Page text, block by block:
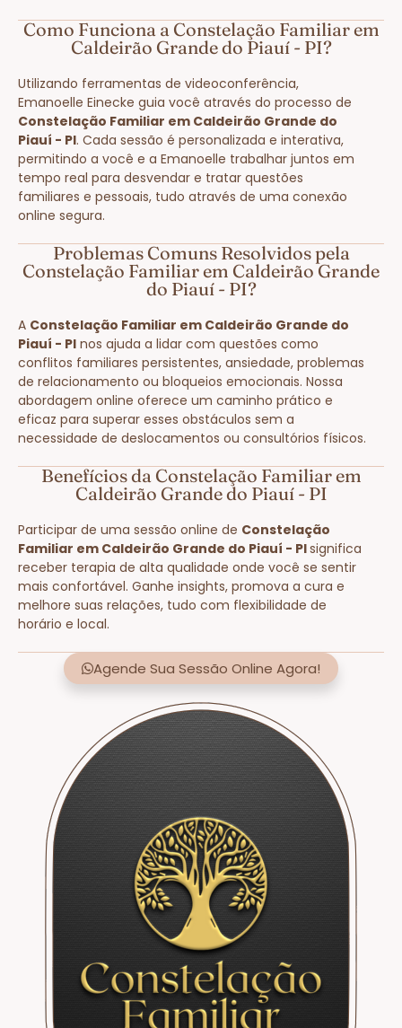
Como Funciona a Constelação Familiar em
Caldeirão Grande do Piauí - PI?
Utilizando ferramentas de videoconferência,
Emanoelle Einecke guia você através do processo de
Constelação Familiar em Caldeirão Grande do
Piauí - PI. Cada sessão é personalizada e interativa,
permitindo a você e a Emanoelle trabalhar juntos em
tempo real para desvendar e tratar questões
familiares e pessoais, tudo através de uma conexão
online segura.
Problemas Comuns Resolvidos pela
Constelação Familiar em Caldeirão Grande
do Piauí - PI?
A Constelação Familiar em Caldeirão Grande do
Piauí - PI nos ajuda a lidar com questões como
conflitos familiares persistentes, ansiedade, problemas
de relacionamento ou bloqueios emocionais. Nossa
abordagem online oferece um caminho prático e
eficaz para superar esses obstáculos sem a
necessidade de deslocamentos ou consultórios físicos.
Benefícios da Constelação Familiar em
Caldeirão Grande do Piauí - PI
Participar de uma sessão online de Constelação
Familiar em Caldeirão Grande do Piauí - PIsignifica
receber terapia de alta qualidade onde você se sentir
mais confortável. Ganhe insights, promova a cura e
melhore suas relações, tudo com flexibilidade de
horário e local.
Agende Sua Sessão Online Agora!